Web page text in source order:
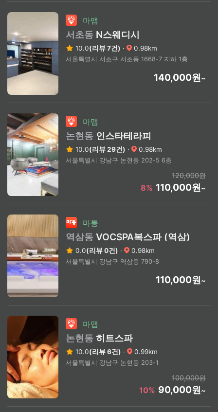
마맵
서초동 N스웨디시
10.0(리뷰 7건) · 0.98km
서울특별시 서초구 서초동 1668-7 지하 1층
140,000원~
마맵
논현동 인스타테라피
10.0(리뷰 29건) · 0.98km
서울특별시 강남구 논현동 202-5 6층
120,000원
8% 110,000원~
마통
역삼동 VOCSPA복스파 (역삼)
0.0(리뷰 0건) · 0.98km
서울특별시 강남구 역삼동 790-8
110,000원~
마맵
논현동 히트스파
10.0(리뷰 6건) · 0.99km
서울특별시 강남구 논현동 203-1
100,000원
10% 90,000원~